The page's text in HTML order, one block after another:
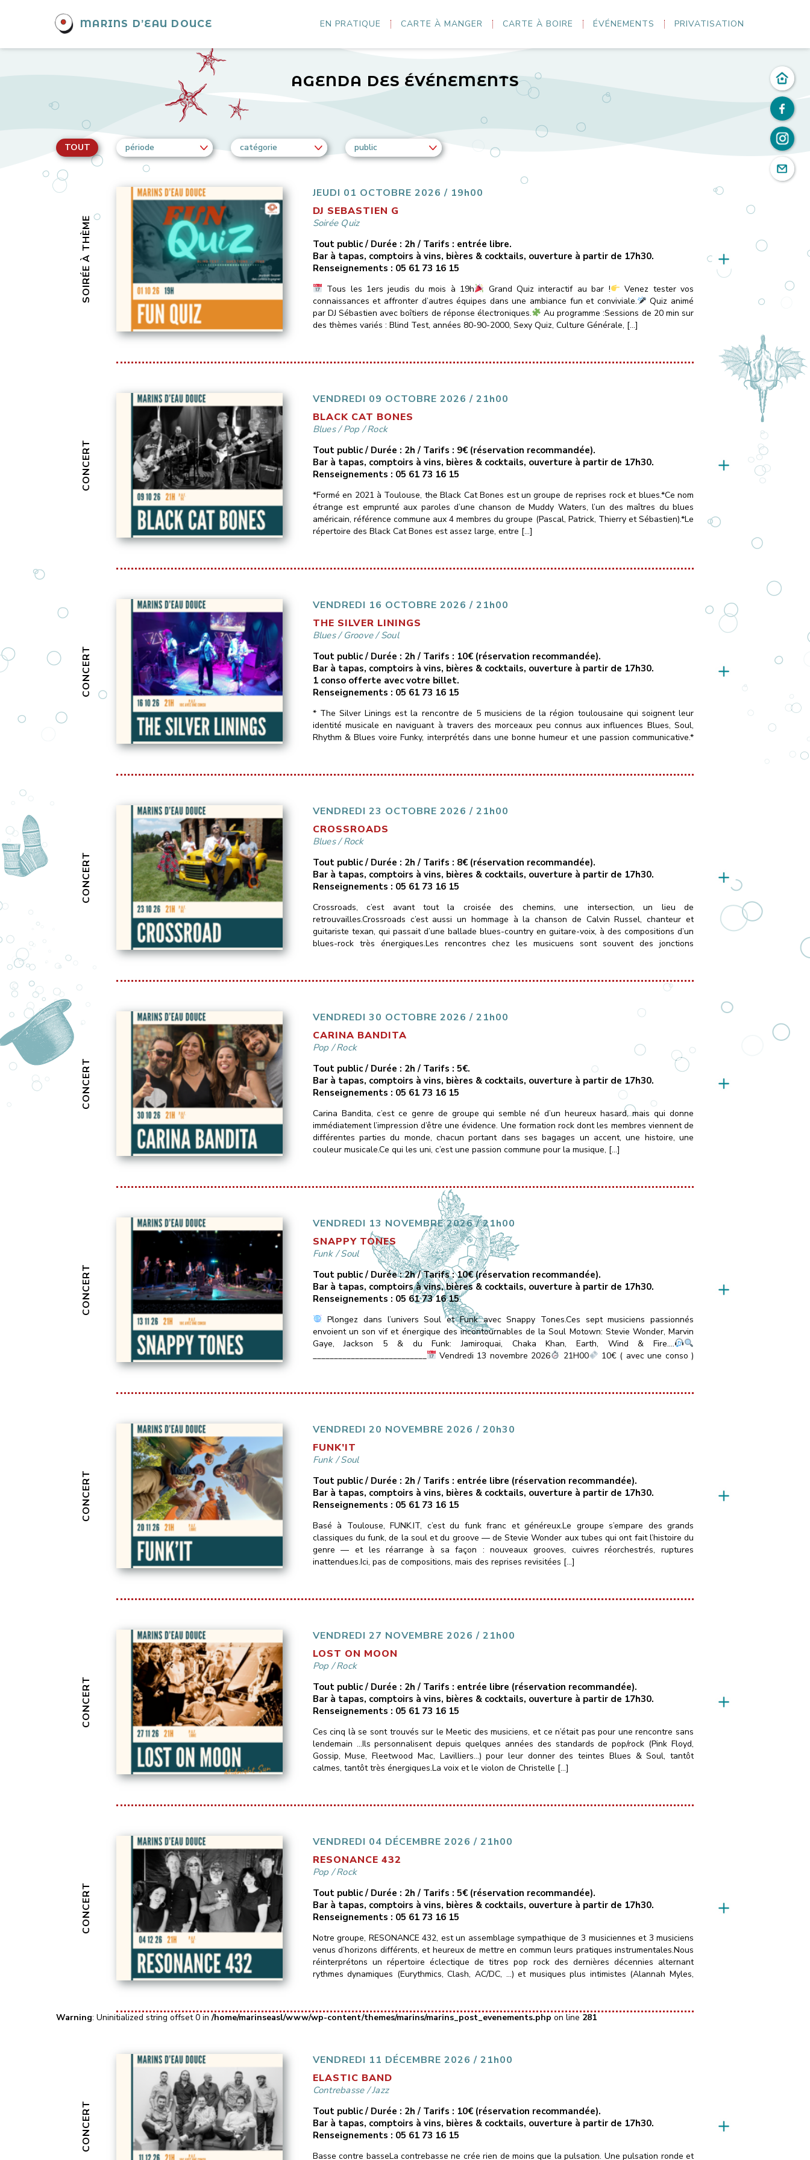
MARINS D’EAU DOUCE EN PRATIQUE CARTE À MANGER CARTE À BOIRE ÉVÉNEMENTS PRIVATISATION
AGENDA DES ÉVÉNEMENTS
TOUT période catégorie public
SOIRÉE À THÈME
JEUDI 01 OCTOBRE 2026 / 19h00
DJ SEBASTIEN G
Soirée Quiz
Tout public / Durée : 2h / Tarifs : entrée libre.
Bar à tapas, comptoirs à vins, bières & cocktails, ouverture à partir de 17h30.
Renseignements : 05 61 73 16 15
Tous les 1ers jeudis du mois à 19h Grand Quiz interactif au bar !
Venez tester vos
connaissances et affronter d’autres équipes dans une ambiance fun et conviviale.
Quiz animé
par DJ Sébastien avec boîtiers de réponse électroniques.
Au programme :Sessions de 20 min sur
des thèmes variés : Blind Test, années 80-90-2000, Sexy Quiz, Culture Générale, […]
CONCERT
VENDREDI 09 OCTOBRE 2026 / 21h00
BLACK CAT BONES
Blues/Pop /Rock
Tout public / Durée : 2h / Tarifs : 9€ (réservation recommandée).
Bar à tapas, comptoirs à vins, bières & cocktails, ouverture à partir de 17h30.
Renseignements : 05 61 73 16 15
*Formé en 2021 à Toulouse, the Black Cat Bones est un groupe de reprises rock et blues.*Ce nom
étrange est emprunté aux paroles d’une chanson de Muddy Waters, l’un des maîtres du blues
américain, référence commune aux 4 membres du groupe (Pascal, Patrick, Thierry et Sébastien).*Le
répertoire des Black Cat Bones est assez large, entre […]
CONCERT
VENDREDI 16 OCTOBRE 2026 / 21h00
THE SILVER LININGS
Blues/ Groove/Soul
Tout public / Durée : 2h / Tarifs : 10€ (réservation recommandée).
Bar à tapas, comptoirs à vins, bières & cocktails, ouverture à partir de 17h30.
1 conso offerte avec votre billet.
Renseignements : 05 61 73 16 15
* The Silver Linings est la rencontre de 5 musiciens de la région toulousaine qui soignent leur
identité musicale en naviguant à travers des morceaux peu connus aux influences Blues, Soul,
Rhythm & Blues voire Funky, interprétés dans une bonne humeur et une passion communicative.*
CONCERT
VENDREDI 23 OCTOBRE 2026 / 21h00
CROSSROADS
Blues/Rock
Tout public / Durée : 2h / Tarifs : 8€ (réservation recommandée).
Bar à tapas, comptoirs à vins, bières & cocktails, ouverture à partir de 17h30.
Renseignements : 05 61 73 16 15
Crossroads, c’est avant tout la croisée des chemins, une intersection, un lieu de
retrouvailles.Crossroads c’est aussi un hommage à la chanson de Calvin Russel, chanteur et
guitariste texan, qui passait d’une ballade blues-country en guitare-voix, à des compositions d’un
blues-rock très énergiques.Les rencontres chez les musicuens sont souvent des jonctions
CONCERT
VENDREDI 30 OCTOBRE 2026 / 21h00
CARINA BANDITA
Pop /Rock
Tout public / Durée : 2h / Tarifs : 5€.
Bar à tapas, comptoirs à vins, bières & cocktails, ouverture à partir de 17h30.
Renseignements : 05 61 73 16 15
Carina Bandita, c’est ce genre de groupe qui semble né d’un heureux hasard, mais qui donne
immédiatement l’impression d’être une évidence. Une formation rock dont les membres viennent de
différentes parties du monde, chacun portant dans ses bagages un accent, une histoire, une
couleur musicale.Ce qui les uni, c’est une passion commune pour la musique, […]
CONCERT
VENDREDI 13 NOVEMBRE 2026 / 21h00
SNAPPY TONES
Funk/Soul
Tout public / Durée : 2h / Tarifs : 10€ (réservation recommandée).
Bar à tapas, comptoirs à vins, bières & cocktails, ouverture à partir de 17h30.
Renseignements : 05 61 73 16 15
Plongez dans l’univers Soul et Funk avec Snappy Tones.Ces sept musiciens passionnés
envoient un son vif et énergique des incontournables de la Soul Motown: Stevie Wonder, Marvin
Gaye, Jackson 5 & du Funk: Jamiroquai, Chaka Khan, Earth, Wind & Fire….
___________________________
Vendredi 13 novembre 2026 21H00
10€ ( avec une conso )
CONCERT
VENDREDI 20 NOVEMBRE 2026 / 20h30
FUNK’IT
Funk/Soul
Tout public / Durée : 2h / Tarifs : entrée libre (réservation recommandée).
Bar à tapas, comptoirs à vins, bières & cocktails, ouverture à partir de 17h30.
Renseignements : 05 61 73 16 15
Basé à Toulouse, FUNK.IT, c’est du funk franc et généreux.Le groupe s’empare des grands
classiques du funk, de la soul et du groove — de Stevie Wonder aux tubes qui ont fait l’histoire du
genre — et les réarrange à sa façon : nouveaux grooves, cuivres réorchestrés, ruptures
inattendues.Ici, pas de compositions, mais des reprises revisitées […]
CONCERT
VENDREDI 27 NOVEMBRE 2026 / 21h00
LOST ON MOON
Pop /Rock
Tout public / Durée : 2h / Tarifs : entrée libre (réservation recommandée).
Bar à tapas, comptoirs à vins, bières & cocktails, ouverture à partir de 17h30.
Renseignements : 05 61 73 16 15
Ces cinq là se sont trouvés sur le Meetic des musiciens, et ce n’était pas pour une rencontre sans
lendemain …Ils personnalisent depuis quelques années des standards de pop/rock (Pink Floyd,
Gossip, Muse, Fleetwood Mac, Lavilliers…) pour leur donner des teintes Blues & Soul, tantôt
calmes, tantôt très énergiques.La voix et le violon de Christelle […]
CONCERT
VENDREDI 04 DÉCEMBRE 2026 / 21h00
RESONANCE 432
Pop /Rock
Tout public / Durée : 2h / Tarifs : 5€ (réservation recommandée).
Bar à tapas, comptoirs à vins, bières & cocktails, ouverture à partir de 17h30.
Renseignements : 05 61 73 16 15
Notre groupe, RESONANCE 432, est un assemblage sympathique de 3 musiciennes et 3 musiciens
venus d’horizons différents, et heureux de mettre en commun leurs pratiques instrumentales.Nous
réinterprétons un répertoire éclectique de titres pop rock des dernières décennies alternant
rythmes dynamiques (Eurythmics, Clash, AC/DC, …) et musiques plus intimistes (Alannah Myles,
Warning: Uninitialized string offset 0 in/home/marinseasl/www/wp-content/themes/marins/marins_post_evenements.php on line 281
CONCERT
VENDREDI 11 DÉCEMBRE 2026 / 21h00
ELASTIC BAND
Contrebasse/Jazz
Tout public / Durée : 2h / Tarifs : 10€ (réservation recommandée).
Bar à tapas, comptoirs à vins, bières & cocktails, ouverture à partir de 17h30.
Renseignements : 05 61 73 16 15
Basse contre basseLa contrebasse ne crée rien de moins que la pulsation. Une pulsation ronde et